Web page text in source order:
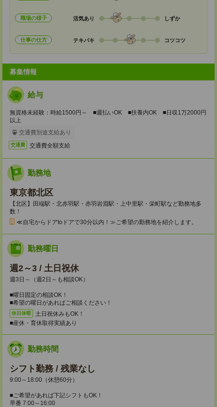
職場の様子 活気あり しずか
仕事の仕方 テキパキ コツコツ
募集情報
給与
無資格未経験：時給1500円～ ■週払いOK ■扶養内OK ■日収1万2000円
以上
交通費別途支給あり
交通費 交通費全額支給
勤務地
東京都北区
【北区】田端駅・北赤羽駅・赤羽岩淵駅・上中里駅・栄町駅など勤務地多
数！
≪自宅からドアtoドアで30分以内！≫ご希望の勤務地を紹介します。
勤務曜日
週2～3 / 土日祝休
週3日～（週2日～も相談OK）
■曜日固定の相談OK！
■希望の曜日があればご相談ください！
休日休暇
土日祝休みもOK！
■産休・育休取得実績あり
勤務時間
シフト勤務 / 残業なし
9:00～18:00（休憩60分）
■ご希望があれば下記シフトもOK！
早番 7:00～16:00